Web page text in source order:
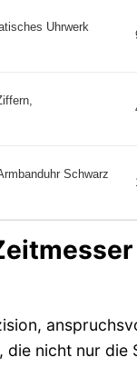
Uhrwerk
Schwarz
nicht nur die